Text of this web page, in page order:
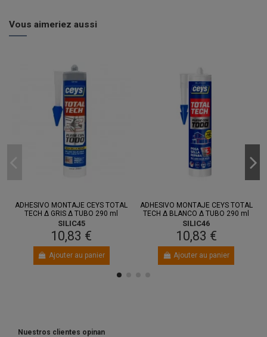
Vous aimeriez aussi
ADHESIVO MONTAJE CEYS TOTAL
TECH Δ GRIS Δ TUBO 290 ml
SILIC45
10,83 €
Ajouter au panier
ADHESIVO MONTAJE CEYS TOTAL
TECH Δ BLANCO Δ TUBO 290 ml
SILIC46
10,83 €
Ajouter au panier
Nuestros clientes opinan